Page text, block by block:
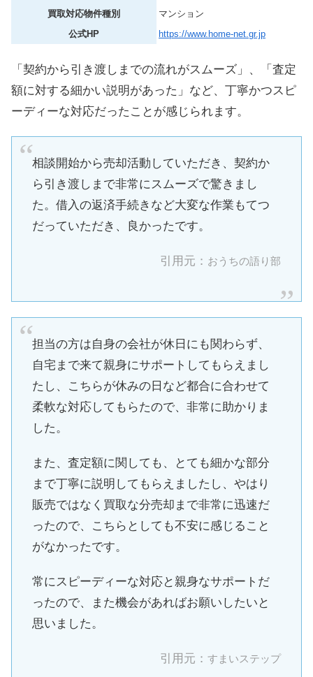
買取対応物件種別
マンション
公式HP
https://www.home-net.gr.jp
「契約から引き渡しまでの流れがスムーズ」、「査定
額に対する細かい説明があった」など、丁寧かつスピ
ーディーな対応だったことが感じられます。
相談開始から売却活動していただき、契約か
ら引き渡しまで非常にスムーズで驚きまし
た。借入の返済手続きなど大変な作業もてつ
だっていただき、良かったです。
引用元： おうちの語り部
担当の方は自身の会社が休日にも関わらず、
自宅まで来て親身にサポートしてもらえまし
たし、こちらが休みの日など都合に合わせて
柔軟な対応してもらたので、非常に助かりま
した。
また、査定額に関しても、とても細かな部分
まで丁寧に説明してもらえましたし、やはり
販売ではなく買取な分売却まで非常に迅速だ
ったので、こちらとしても不安に感じること
がなかったです。
常にスピーディーな対応と親身なサポートだ
ったので、また機会があればお願いしたいと
思いました。
引用元：すまいステップ